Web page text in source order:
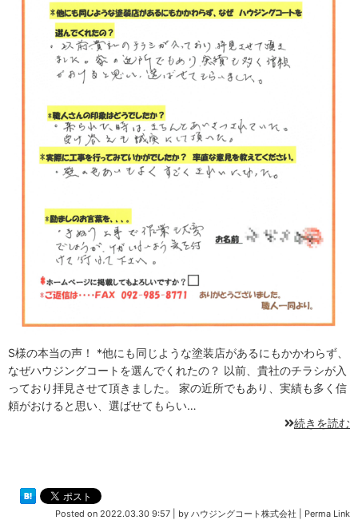
S様の本当の声！ *他にも同じような塗装店があるにもかかわらず、
なぜハウジングコートを選んでくれたの？ 以前、貴社のチラシが入
っており拝見させて頂きました。 家の近所でもあり、実績も多く信
頼がおけると思い、選ばせてもらい…
続きを読む
Posted on 2022.03.30 9:57 by ハウジングコート株式会社 Perma Link